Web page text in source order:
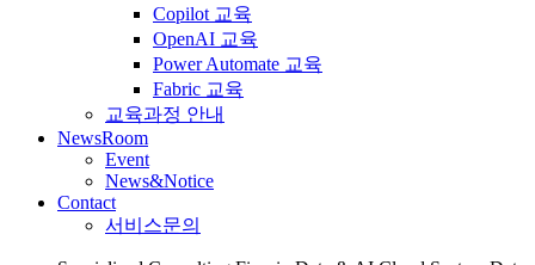
Copilot 교육
OpenAI 교육
Power Automate 교육
Fabric 교육
교육과정 안내
NewsRoom
Event
News&Notice
Contact
서비스문의